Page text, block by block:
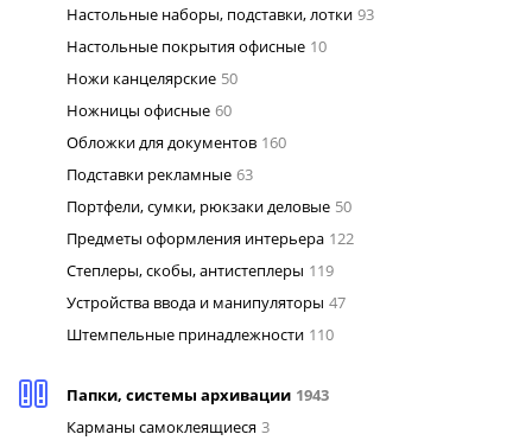
Настольные наборы, подставки, лотки 93
Настольные покрытия офисные 10
Ножи канцелярские 50
Ножницы офисные 60
Обложки для документов 160
Подставки рекламные 63
Портфели, сумки, рюкзаки деловые 50
Предметы оформления интерьера 122
Степлеры, скобы, антистеплеры 119
Устройства ввода и манипуляторы 47
Штемпельные принадлежности 110
Папки, системы архивации 1943
Карманы самоклеящиеся 3